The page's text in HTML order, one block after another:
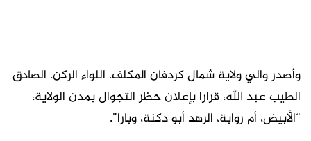
وأصدر والي ولاية شمال كردفان المكلف، اللواء الركن، الصادق
الطيب عبد الله، قرارا بإعلان حظر التجوال بمدن الولاية،
“الأبيض، أم روابة، الرهد أبو دكنة، وبارا”.